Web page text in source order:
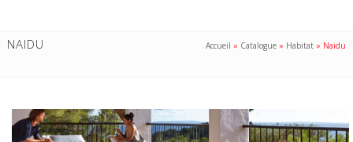
NAIDU Accueil » Catalogue » Habitat » Naidu